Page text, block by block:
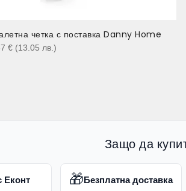
четка с поставка Danny Home
€ (13.05 лв. )
Защо да
Еконт 🎁Безплатна доставка